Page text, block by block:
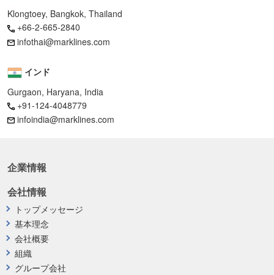
Klongtoey, Bangkok, Thailand
+66-2-665-2840
infothai@marklines.com
インド
Gurgaon, Haryana, India
+91-124-4048779
infoindia@marklines.com
企業情報
会社情報
トップメッセージ
基本理念
会社概要
組織
グループ会社